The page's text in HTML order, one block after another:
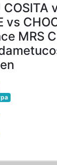
COSITA
vs
MRS